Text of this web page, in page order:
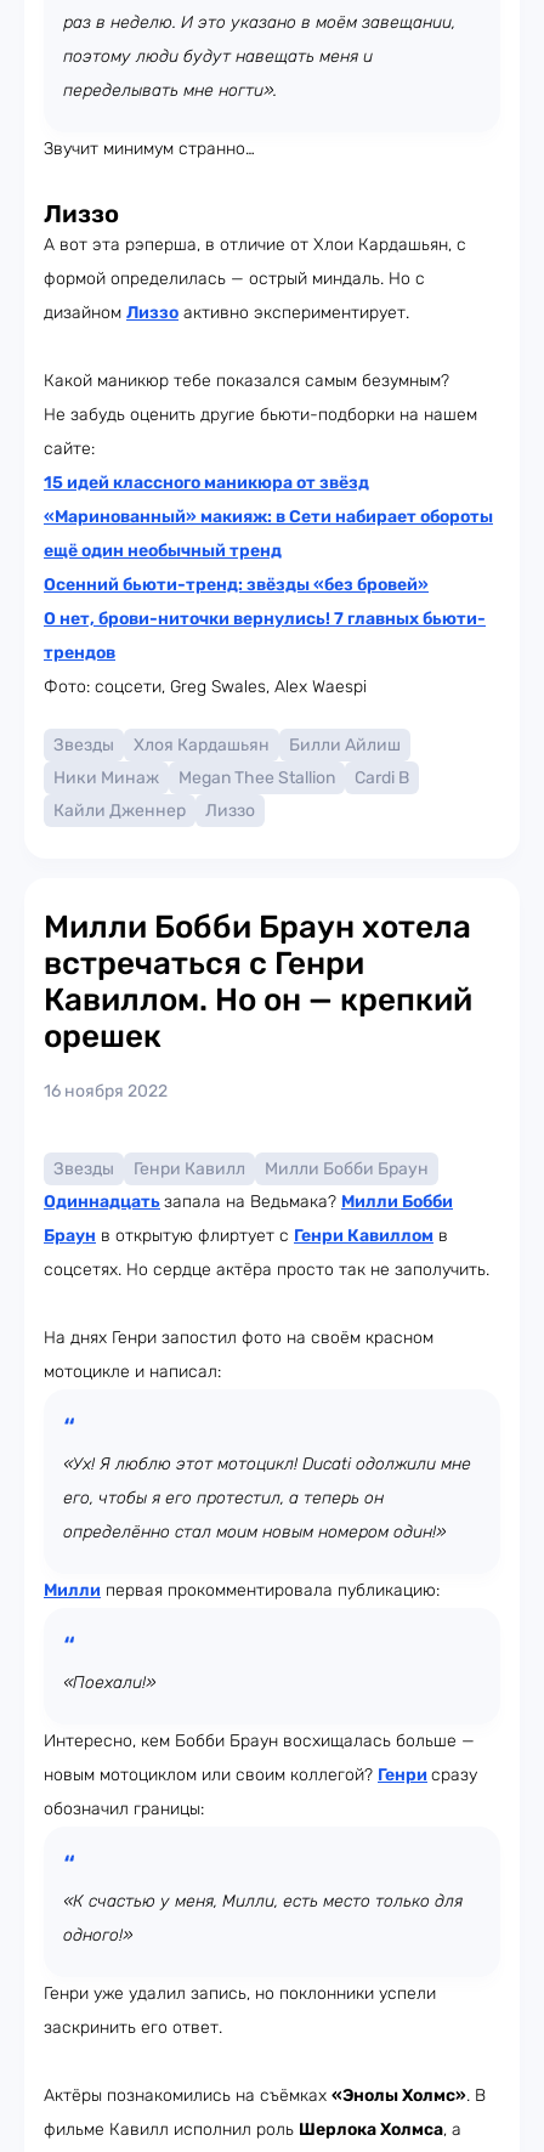
раз в неделю. И это указано в моём завещании,
поэтому люди будут навещать меня и
переделывать мне ногти».
Звучит минимум странно…
Лиззо
А вот эта рэперша, в отличие от Хлои Кардашьян, с
формой определилась — острый миндаль. Но с
дизайном Лиззо активно экспериментирует.
Какой маникюр тебе показался самым безумным?
Не забудь оценить другие бьюти-подборки на нашем
сайте:
15 идей классного маникюра от звёзд
«Маринованный» макияж: в Сети набирает обороты
ещё один необычный тренд
Осенний бьюти-тренд: звёзды «без бровей»
О нет, брови-ниточки вернулись! 7 главных бьюти-
трендов
Фото: соцсети, Greg Swales, Alex Waespi
Звезды Хлоя Кардашьян
Билли Айлиш
Ники Минаж
Megan Thee Stallion
Cardi B
Кайли Дженнер
Лиззо
Милли Бобби Браун хотела
встречаться с Генри
Кавиллом. Но он — крепкий
орешек
16 ноября 2022
Звезды Генри Кавилл
Милли Бобби Браун
Одиннадцатьзапала на Ведьмака? Милли Бобби
Браун в открытую флиртует с Генри Кавиллом в
соцсетях. Но сердце актёра просто так не заполучить.
На днях Генри запостил фото на своём красном
мотоцикле и написал:
«Ух! Я люблю этот мотоцикл! Ducati одолжили мне
его, чтобы я его протестил, а теперь он
определённо стал моим новым номером один!»
Милли первая прокомментировала публикацию:
«Поехали!»
Интересно, кем Бобби Браун восхищалась больше —
новым мотоциклом или своим коллегой? Генри сразу
обозначил границы:
«К счастью у меня, Милли, есть место только для
одного!»
Генри уже удалил запись, но поклонники успели
заскринить его ответ.
Актёры познакомились на съёмках «Энолы Холмс». В
фильме Кавилл исполнил роль Шерлока Холмса, а